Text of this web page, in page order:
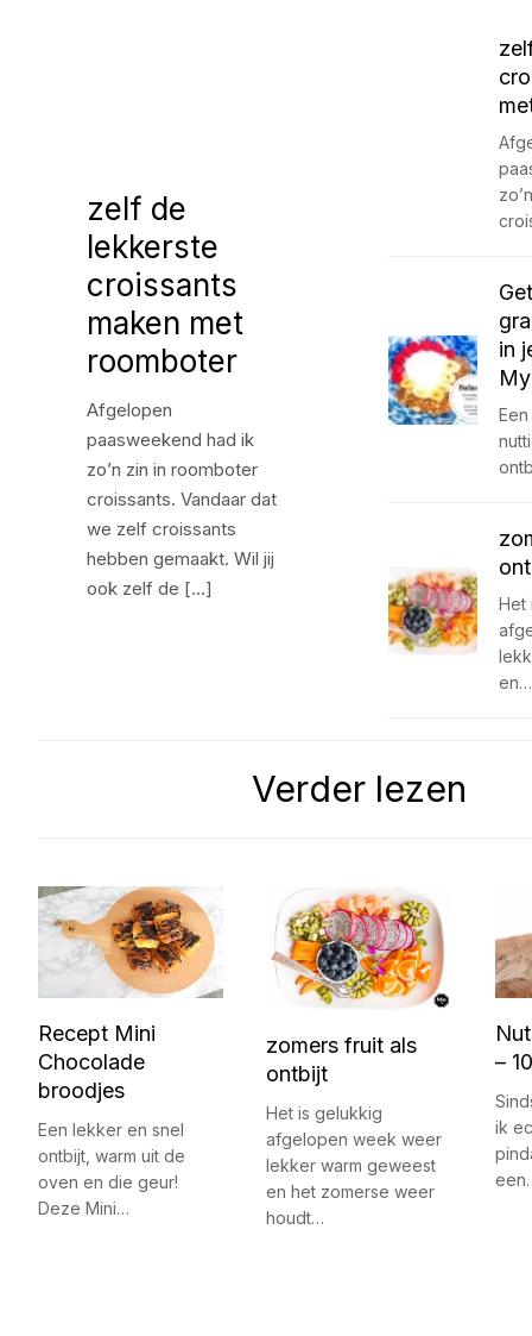
zelf de
lekkerste
croissants
maken met
roomboter
Afgelopen
paasweekend had ik
zo’n zin in roomboter
croissants. Vandaar dat
we zelf croissants
hebben gemaakt. Wil jij
ook zelf de […]
in
Het
en…
Verder lezen
Recept Mini
Chocolade
broodjes
Een lekker en snel
ontbijt, warm uit de
oven en die geur!
Deze Mini…
zomers fruit als
ontbijt
Het is gelukkig
afgelopen week weer
lekker warm geweest
en het zomerse weer
houdt…
–
ik